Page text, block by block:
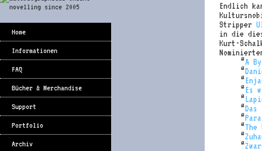
Home
Informationen
FAQ
Bücher & Merchandise
Support
Portfolio
Archiv
Endlich
Stripper
in die
Kurt-
“A
“
“
“Es
“
“
“
“The
“
“